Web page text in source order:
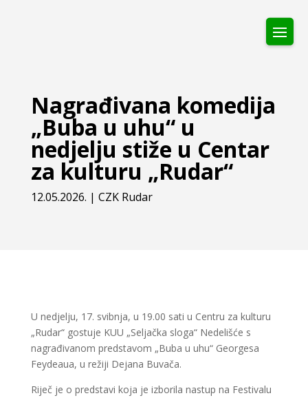
Nagrađivana komedija
„Buba u uhu“ u
nedjelju stiže u Centar
za kulturu „Rudar“
12.05.2026. | CZK Rudar
U nedjelju, 17. svibnja, u 19.00 sati u Centru za kulturu
„Rudar“ gostuje KUU „Seljačka sloga“ Nedelišće s
nagrađivanom predstavom „Buba u uhu“ Georgesa
Feydeaua, u režiji Dejana Buvača.
Riječ je o predstavi koja je izborila nastup na Festivalu